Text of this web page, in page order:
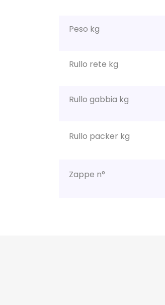
Peso kg
Rullo rete kg
Rullo gabbia kg
Rullo packer kg
Zappe n°